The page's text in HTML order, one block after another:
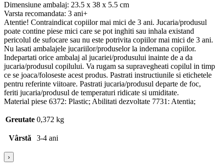
Dimensiune ambalaj: 23.5 x 38 x 5.5 cm
Varsta recomandata: 3 ani+
Atentie! Contraindicat copiilor mai mici de 3 ani. Jucaria/produsul
poate contine piese mici care se pot inghiti sau inhala existand
pericolul de sufocare sau nu este potrivita copiilor mai mici de 3 ani.
Nu lasati ambalajele jucariilor/produselor la indemana copiilor.
Indepartati orice ambalaj al jucariei/produsului inainte de a da
jucaria/produsul copilului. Va rugam sa supravegheati copilul in timp
ce se joaca/foloseste acest produs. Pastrati instructiunile si etichetele
pentru referinte viitoare. Pastrati jucaria/produsul departe de foc,
feriti jucaria/produsul de temperaturi ridicate si umiditate.
Material piese 6372: Plastic; Abilitati dezvoltate 7731: Atentia;
Greutate 0,372 kg
Vârstă 3-4 ani
›